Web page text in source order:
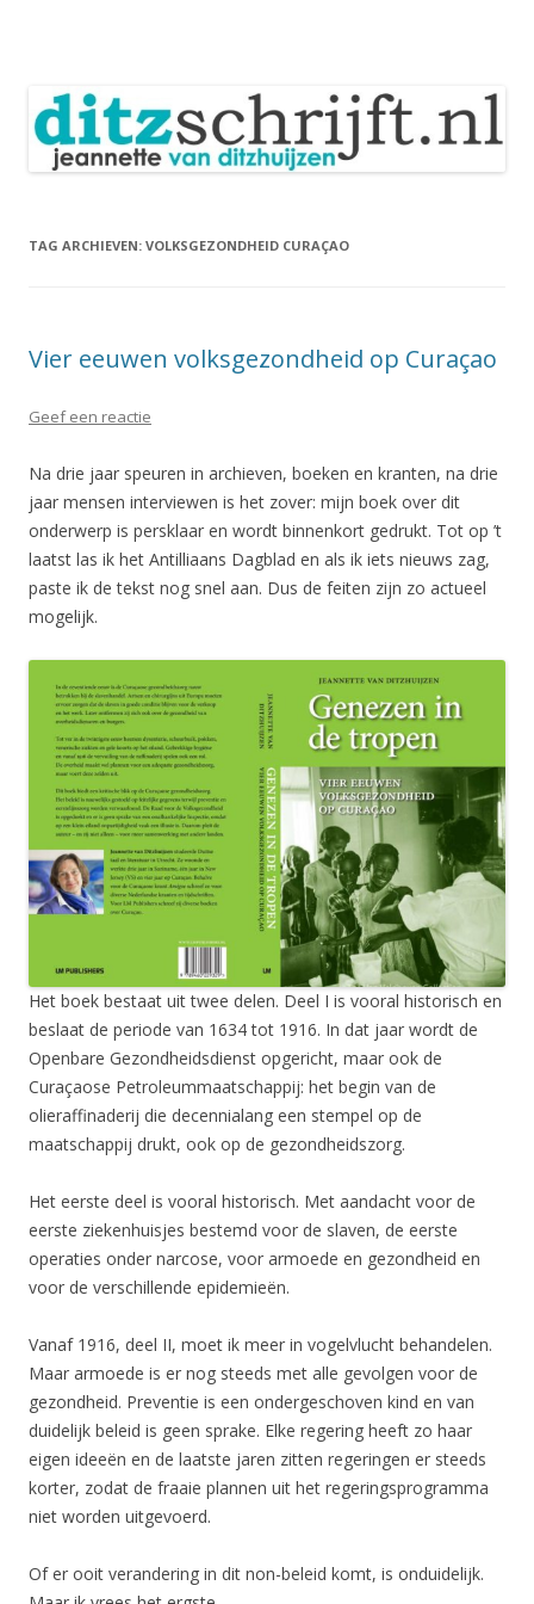
TAG ARCHIEVEN: VOLKSGEZONDHEID CURAÇAO
Vier eeuwen volksgezondheid op Curaçao
Geef een reactie
Na drie jaar speuren in archieven, boeken en kranten, na drie
jaar mensen interviewen is het zover: mijn boek over dit
onderwerp is persklaar en wordt binnenkort gedrukt. Tot op ’t
laatst las ik het Antilliaans Dagblad en als ik iets nieuws zag,
paste ik de tekst nog snel aan. Dus de feiten zijn zo actueel
mogelijk.
Het boek bestaat uit twee delen. Deel I is vooral historisch en
beslaat de periode van 1634 tot 1916. In dat jaar wordt de
Openbare Gezondheidsdienst opgericht, maar ook de
Curaçaose Petroleummaatschappij: het begin van de
olieraffinaderij die decennialang een stempel op de
maatschappij drukt, ook op de gezondheidszorg.
Het eerste deel is vooral historisch. Met aandacht voor de
eerste ziekenhuisjes bestemd voor de slaven, de eerste
operaties onder narcose, voor armoede en gezondheid en
voor de verschillende epidemieën.
Vanaf 1916, deel II, moet ik meer in vogelvlucht behandelen.
Maar armoede is er nog steeds met alle gevolgen voor de
gezondheid. Preventie is een ondergeschoven kind en van
duidelijk beleid is geen sprake. Elke regering heeft zo haar
eigen ideeën en de laatste jaren zitten regeringen er steeds
korter, zodat de fraaie plannen uit het regeringsprogramma
niet worden uitgevoerd.
Of er ooit verandering in dit non-beleid komt, is onduidelijk.